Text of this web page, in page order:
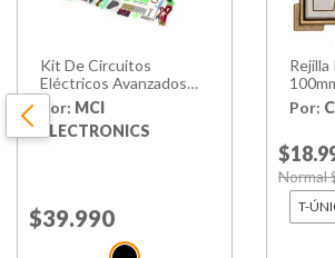
Kit De Circuitos
Eléctricos Avanzados
Para Estudiantes
Por: MCI
ELECTRONICS
Price reduced from
$39.990
Rejilla
Por:
Price
Normal